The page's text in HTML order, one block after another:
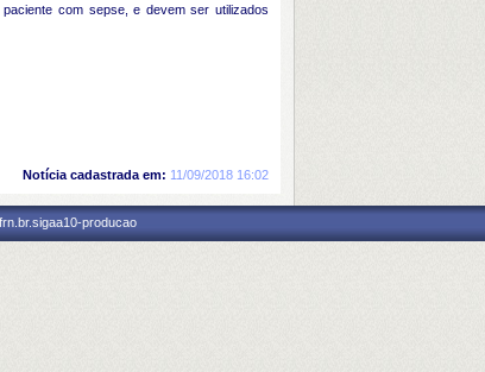
com sepse, e devem ser utilizados
Notícia cadastrada em: 11/09/2018 16:02
producao